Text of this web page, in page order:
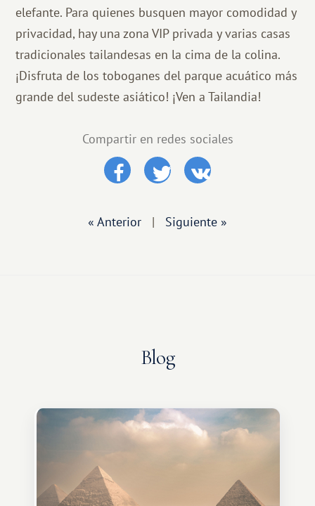
elefante. Para quienes busquen mayor comodidad y
privacidad, hay una zona VIP privada y varias casas
tradicionales tailandesas en la cima de la colina.
¡Disfruta de los toboganes del parque acuático más
grande del sudeste asiático! ¡Ven a Tailandia!
Compartir en redes sociales
« Anterior | Siguiente »
Blog